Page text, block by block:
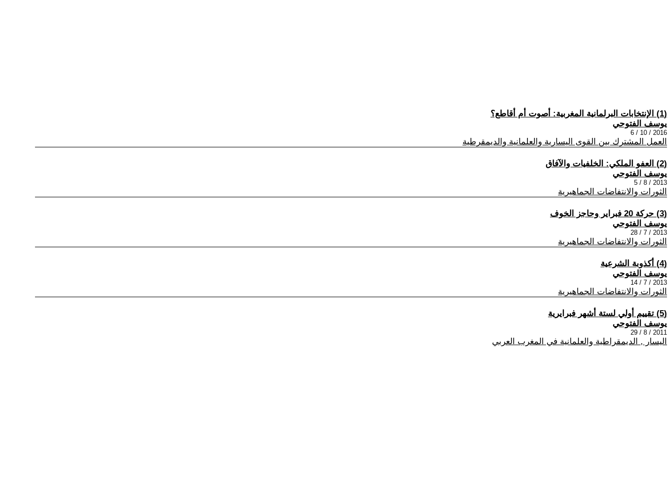
(1) الإنتخابات البرلمانية المغربية: أصوت أم أقاطع؟
يوسف الفتوحي
2016 / 10 / 6
العمل المشترك بين القوى اليسارية والعلمانية والديمقرطية
(2) العفو الملكي: الخلفيات والآفاق
يوسف الفتوحي
2013 / 8 / 5
الثورات والانتفاضات الجماهيرية
(3) حركة 20 فبراير وحاجز الخوف
يوسف الفتوحي
2013 / 7 / 28
الثورات والانتفاضات الجماهيرية
(4) أكذوبة الشرعية
يوسف الفتوحي
2013 / 7 / 14
الثورات والانتفاضات الجماهيرية
(5) تقييم أولي لستة أشهر فبرايرية
يوسف الفتوحي
2011 / 8 / 29
اليسار , الديمقراطية والعلمانية في المغرب العربي